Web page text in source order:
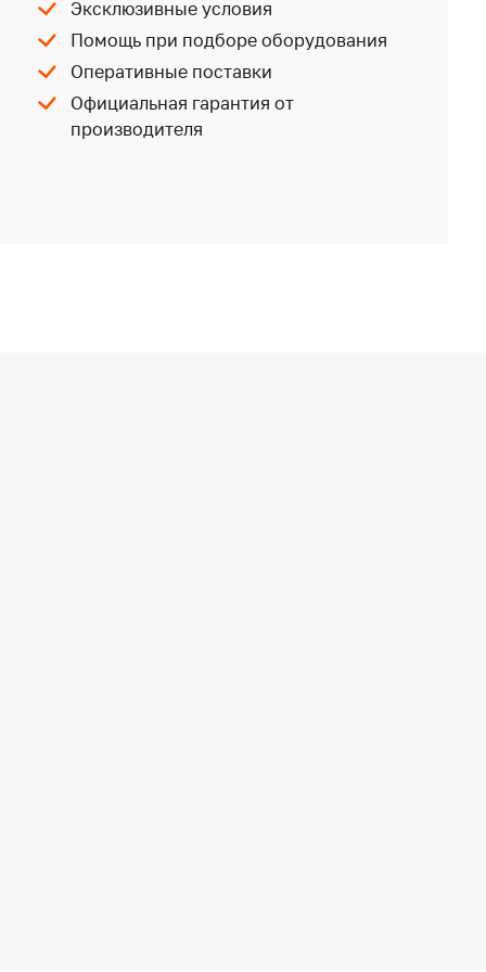
Эксклюзивные условия
Помощь при подборе оборудования
Оперативные поставки
Официальная гарантия от
производителя